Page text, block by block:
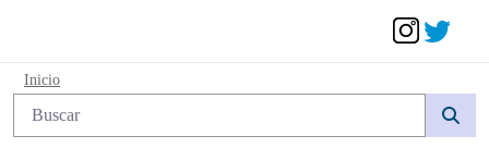
Inicio - avpe
Inicio
Búsqueda web